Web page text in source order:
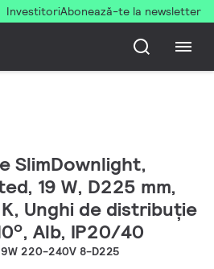
InvestitoriAbonează-te la newsletter
SlimDownlight,
19 W, D225 mm,
Unghi de distribuție
Alb, IP20/40
220-240V 8-D225